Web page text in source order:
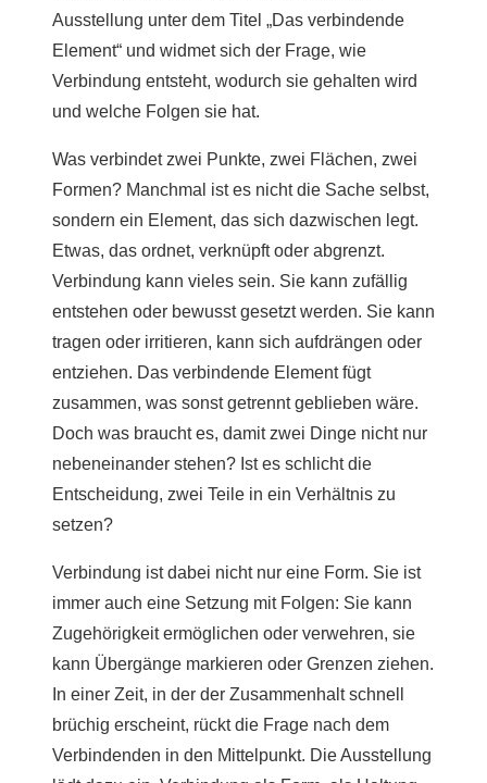
Ausstellung unter dem Titel „Das verbindende
Element“ und widmet sich der Frage, wie
Verbindung entsteht, wodurch sie gehalten wird
und welche Folgen sie hat.
Was verbindet zwei Punkte, zwei Flächen, zwei
Formen? Manchmal ist es nicht die Sache selbst,
sondern ein Element, das sich dazwischen legt.
Etwas, das ordnet, verknüpft oder abgrenzt.
Verbindung kann vieles sein. Sie kann zufällig
entstehen oder bewusst gesetzt werden. Sie kann
tragen oder irritieren, kann sich aufdrängen oder
entziehen. Das verbindende Element fügt
zusammen, was sonst getrennt geblieben wäre.
Doch was braucht es, damit zwei Dinge nicht nur
nebeneinander stehen? Ist es schlicht die
Entscheidung, zwei Teile in ein Verhältnis zu
setzen?
Verbindung ist dabei nicht nur eine Form. Sie ist
immer auch eine Setzung mit Folgen: Sie kann
Zugehörigkeit ermöglichen oder verwehren, sie
kann Übergänge markieren oder Grenzen ziehen.
In einer Zeit, in der der Zusammenhalt schnell
brüchig erscheint, rückt die Frage nach dem
Verbindenden in den Mittelpunkt. Die Ausstellung